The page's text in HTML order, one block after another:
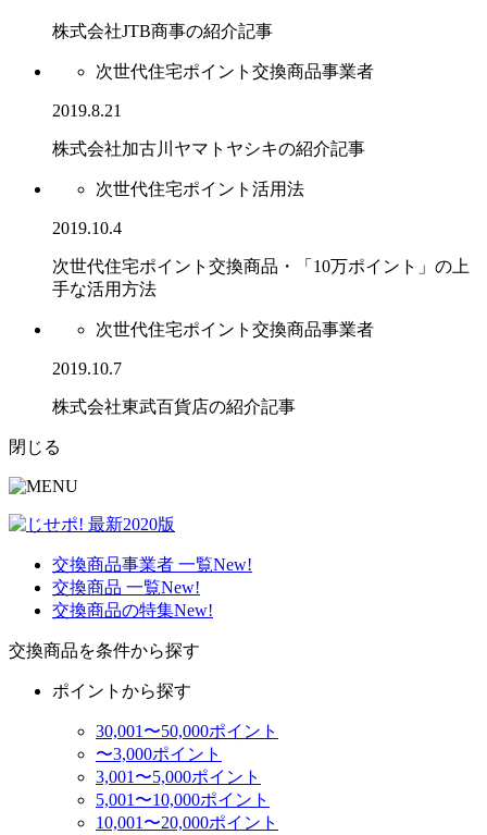
株式会社JTB商事の紹介記事
次世代住宅ポイント交換商品事業者
2019.8.21
株式会社加古川ヤマトヤシキの紹介記事
次世代住宅ポイント活用法
2019.10.4
次世代住宅ポイント交換商品・「10万ポイント」の上
手な活用方法
次世代住宅ポイント交換商品事業者
2019.10.7
株式会社東武百貨店の紹介記事
閉じる
交換商品事業者 一覧New!
交換商品 一覧New!
交換商品の特集New!
交換商品を条件から探す
ポイントから探す
30,001〜50,000ポイント
〜3,000ポイント
3,001〜5,000ポイント
5,001〜10,000ポイント
10,001〜20,000ポイント